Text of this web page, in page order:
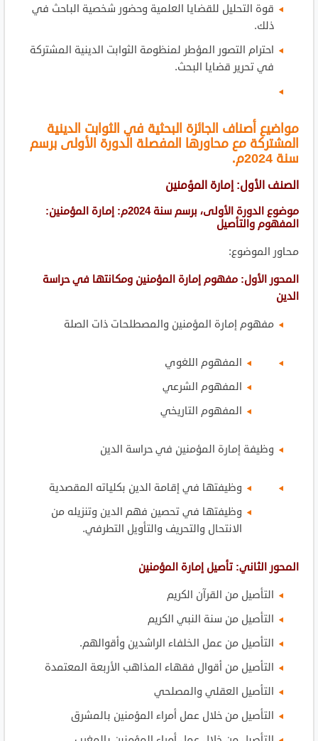
قوة التحليل للقضايا العلمية وحضور شخصية الباحث في
ذلك.
احترام التصور المؤطر لمنظومة الثوابت الدينية المشتركة
في تحرير قضايا البحث.
مواضيع أصناف الجائزة البحثية في الثوابت الدينية
المشتركة مع محاورها المفصلة الدورة الأولى برسم
سنة 2024م.
الصنف الأول: إمارة المؤمنين
موضوع الدورة الأولى، برسم سنة 2024م: إمارة المؤمنين:
المفهوم والتأصيل
محاور الموضوع:
المحور الأول: مفهوم إمارة المؤمنين ومكانتها في حراسة
الدين
مفهوم إمارة المؤمنين والمصطلحات ذات الصلة
المفهوم اللغوي
المفهوم الشرعي
المفهوم التاريخي
وظيفة إمارة المؤمنين في حراسة الدين
وظيفتها في إقامة الدين بكلياته المقصدية
وظيفتها في تحصين فهم الدين وتنزيله من
الانتحال والتحريف والتأويل التطرفي.
المحور الثاني: تأصيل إمارة المؤمنين
التأصيل من القرآن الكريم
التأصيل من سنة النبي الكريم
التأصيل من عمل الخلفاء الراشدين وأقوالهم.
التأصيل من أقوال فقهاء المذاهب الأربعة المعتمدة
التأصيل العقلي والمصلحي
التأصيل من خلال عمل أمراء المؤمنين بالمشرق